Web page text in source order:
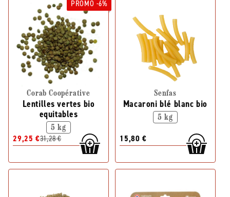
PROMO -6%
Corab Coopérative
Lentilles vertes bio
equitables
5 kg
29,25 €31,28 €
Senfas
Macaroni blé blanc bio
5 kg
15,80 €